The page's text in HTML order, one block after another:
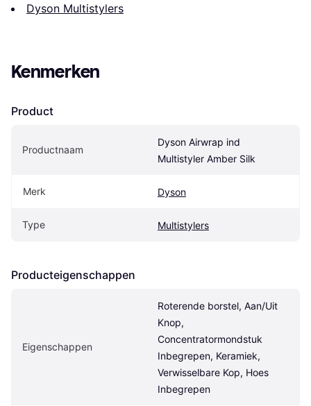
Dyson Multistylers
Kenmerken
Product
Productnaam
Dyson Airwrap ind
Multistyler Amber Silk
Merk Dyson
Type Multistylers
Producteigenschappen
Eigenschappen
Roterende borstel, Aan/Uit
Knop,
Concentratormondstuk
Inbegrepen, Keramiek,
Verwisselbare Kop, Hoes
Inbegrepen